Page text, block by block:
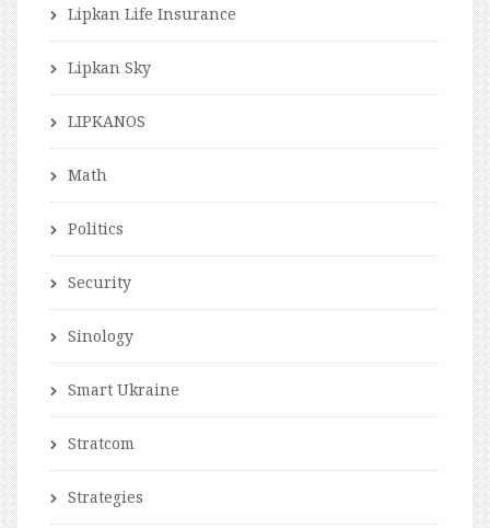
Lipkan Life Insurance
Lipkan Sky
LIPKANOS
Math
Politics
Security
Sinology
Smart Ukraine
Stratcom
Strategies